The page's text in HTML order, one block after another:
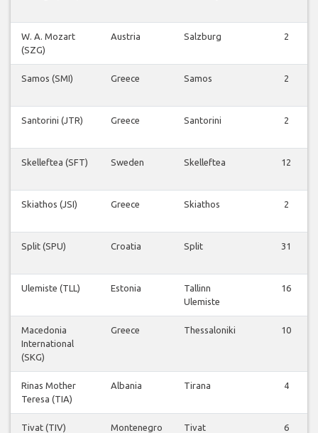
W. A. Mozart
(SZG)
Austria Salzburg 2
Samos (SMI) Greece Samos 2
Santorini (JTR) Greece Santorini 2
Skelleftea (SFT) Sweden Skelleftea 12
Skiathos (JSI) Greece Skiathos 2
Split (SPU) Croatia Split 31
Ulemiste (TLL) Estonia
Tallinn
Ulemiste
16
Macedonia
International
(SKG)
Greece Thessaloniki 10
Rinas Mother
Teresa (TIA)
Albania Tirana 4
Tivat (TIV) Montenegro Tivat 6